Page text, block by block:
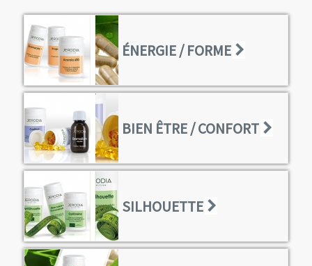
ÉNERGIE / FORME
BIEN ÊTRE / CONFORT
SILHOUETTE